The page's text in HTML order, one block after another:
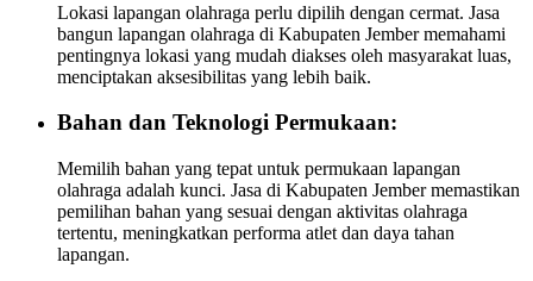
Lokasi lapangan olahraga perlu dipilih dengan cermat. Jasa
bangun lapangan olahraga di Kabupaten Jember memahami
pentingnya lokasi yang mudah diakses oleh masyarakat luas,
menciptakan aksesibilitas yang lebih baik.
Bahan dan Teknologi Permukaan:
Memilih bahan yang tepat untuk permukaan lapangan
olahraga adalah kunci. Jasa di Kabupaten Jember memastikan
pemilihan bahan yang sesuai dengan aktivitas olahraga
tertentu, meningkatkan performa atlet dan daya tahan
lapangan.